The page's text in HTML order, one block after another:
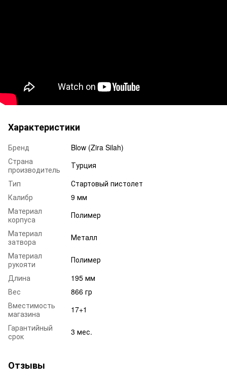
Характеристики
Бренд
Blow (Zira Silah)
Страна
производитель
Турция
Тип
Стартовый пистолет
Калибр
9 мм
Материал
корпуса
Полимер
Материал
затвора
Металл
Материал
рукояти
Полимер
Длина
195 мм
Вес
866 гр
Вместимость
магазина
17+1
Гарантийный
срок
3 мес.
Отзывы